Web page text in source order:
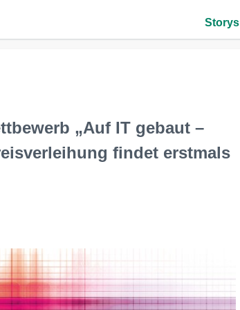
Storys
„Auf IT gebaut –
findet erstmals